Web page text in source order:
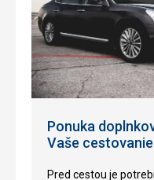
Ponuka
Vaše cestovanie
Pred cestou je